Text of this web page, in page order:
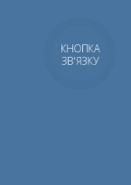
КНОПКА
ЗВ'ЯЗКУ